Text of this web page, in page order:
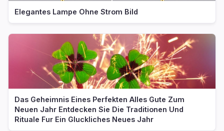
Elegantes Lampe Ohne Strom Bild
Das Geheimnis Eines Perfekten Alles Gute Zum
Neuen Jahr Entdecken Sie Die Traditionen Und
Rituale Fur Ein Gluckliches Neues Jahr